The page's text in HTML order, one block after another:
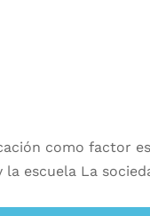
como factor
escuela La